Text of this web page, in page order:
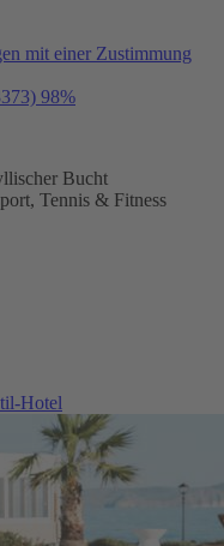
mit einer Zustimmung
98%
Bucht
Tennis & Fitness
Hotel